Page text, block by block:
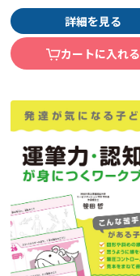
詳細を見る
カートに入れる